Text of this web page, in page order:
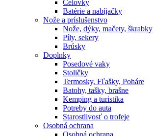
Čelovky
Batérie a nabíjačky
Nože a príslušenstvo
Nože, dýky, mačety, škrabky
Píly, sekery
Brúsky
Doplnky
Posedové vaky
Stoličky
Termosky, Fľašky, Poháre
Batohy, tašky, brašne
Kemping a turistika
Potreby do auta
Starostlivosť o trofeje
Osobná ochrana
Osobná ochrana